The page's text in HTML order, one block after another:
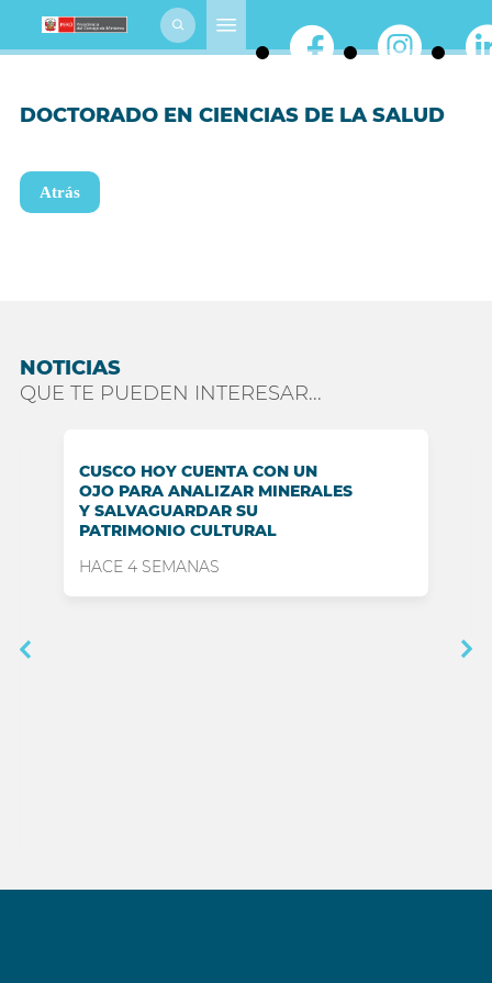
DOCTORADO EN CIENCIAS DE LA SALUD
Atrás
NOTICIAS
QUE TE PUEDEN INTERESAR...
CUSCO HOY CUENTA CON UN
OJO PARA ANALIZAR MINERALES
Y SALVAGUARDAR SU
PATRIMONIO CULTURAL
HACE 4 SEMANAS